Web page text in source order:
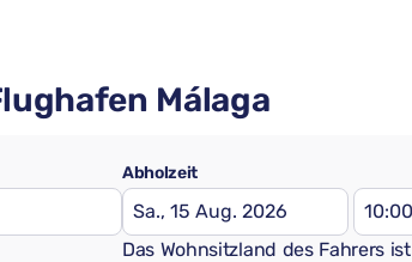
Málaga
Abholzeit
Das Wohnsitzland des Fahrers ist